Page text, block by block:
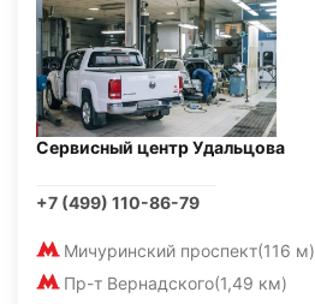
Сервисный центр Удальцова
+7 (499) 110-86-79
Мичуринский проспект(116 м)
Пр-т Вернадского(1,49 км)